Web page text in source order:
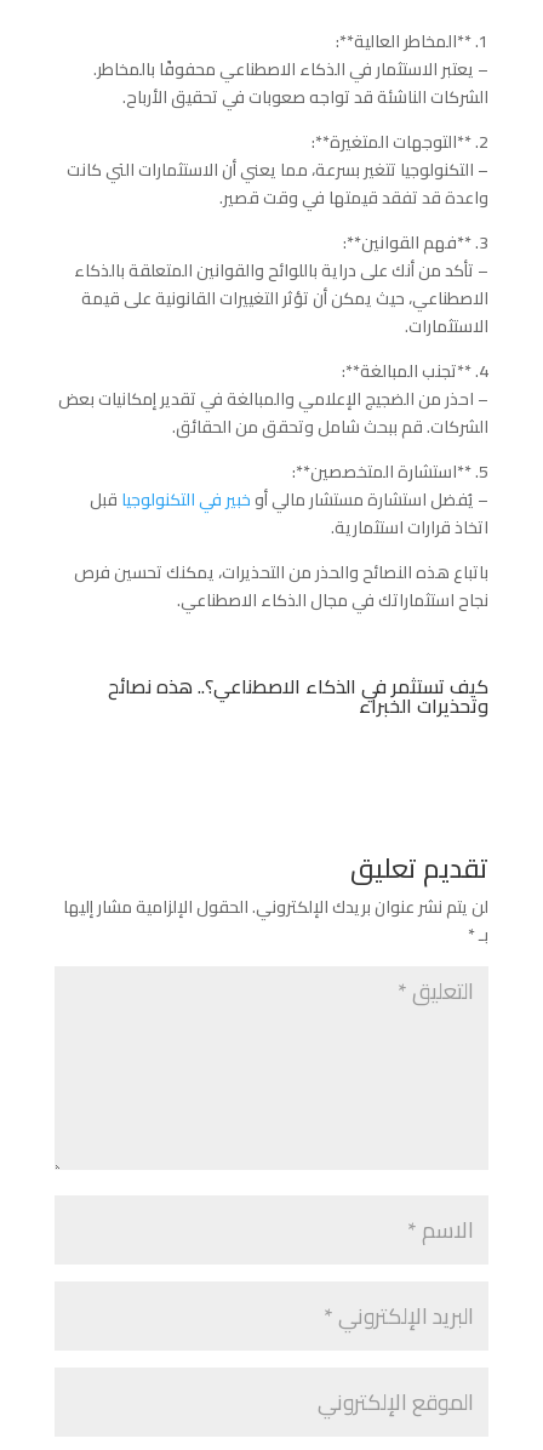
1. **المخاطر العالية**:
– يعتبر الاستثمار في الذكاء الاصطناعي محفوفًا بالمخاطر.
الشركات الناشئة قد تواجه صعوبات في تحقيق الأرباح.
2. **التوجهات المتغيرة**:
– التكنولوجيا تتغير بسرعة، مما يعني أن الاستثمارات التي كانت
واعدة قد تفقد قيمتها في وقت قصير.
3. **فهم القوانين**:
– تأكد من أنك على دراية باللوائح والقوانين المتعلقة بالذكاء
الاصطناعي، حيث يمكن أن تؤثر التغييرات القانونية على قيمة
الاستثمارات.
4. **تجنب المبالغة**:
– احذر من الضجيج الإعلامي والمبالغة في تقدير إمكانيات بعض
الشركات. قم ببحث شامل وتحقق من الحقائق.
5. **استشارة المتخصصين**:
– يُفضل استشارة مستشار مالي أوخبير في التكنولوجياقبل
اتخاذ قرارات استثمارية.
باتباع هذه النصائح والحذر من التحذيرات، يمكنك تحسين فرص
نجاح استثماراتك في مجال الذكاء الاصطناعي.
كيف تستثمر في الذكاء الاصطناعي؟.. هذه نصائح
وتحذيرات الخبراء
تقديم تعليق
لن يتم نشر عنوان بريدك الإلكتروني.الحقول الإلزامية مشار إليها
بـ*